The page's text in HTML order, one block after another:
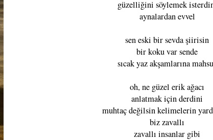
güzelliğini söylemek
aynalardan evvel
sen eski bir sevda şiirisin
bir koku var sende
sıcak yaz akşamlarına
oh, ne güzel erik ağacı
anlatmak için derdini
muhtaç değilsin kelimelerin
biz zavallı
zavallı insanlar gibi